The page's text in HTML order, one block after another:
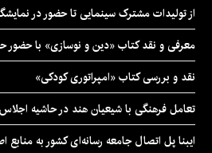
از تولیدات مشترک سینمایی تا حضور در
معرفی و نقد کتاب «دین و نوسازی» با
نقد و بررسی کتاب «امپراتوری کودکی»
تعامل فرهنگی با شیعیان هند در حاشیه
ایبنا پل اتصال جامعه رسانه‌ای کشور به